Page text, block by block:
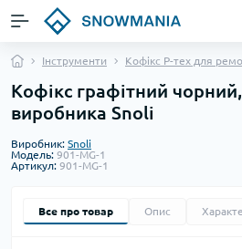
Інструменти Кофікс Р-тех для
Кофікс графітний
виробника Snoli
Виробник: Snoli
Модель: 901-MG-1
Артикул: 901-MG-1
Все про товар Опис